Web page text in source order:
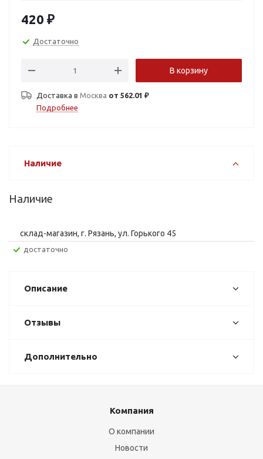
420 ₽
Достаточно
В корзину
Доставка в Москва от 562.01 ₽
Подробнее
Наличие
Наличие
склад-магазин, г. Рязань, ул. Горького 45
Достаточно
Описание
Отзывы
Дополнительно
Компания
О компании
Новости